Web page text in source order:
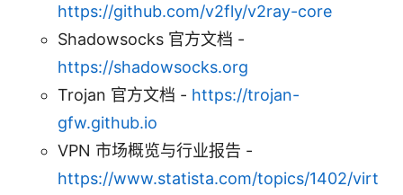
https://github.com/v2fly/v2ray-core
Shadowsocks 官方文档 -
https://shadowsocks.org
Trojan 官方文档 - https://trojan-
gfw.github.io
VPN 市场概览与行业报告 -
https://www.statista.com/topics/1402/virt